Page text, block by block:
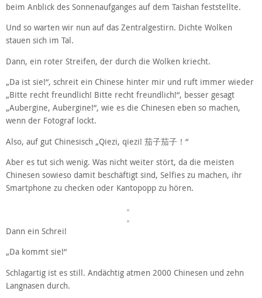
beim Anblick des Sonnenaufganges auf dem Taishan feststellte.
Und so warten wir nun auf das Zentralgestirn. Dichte Wolken
stauen sich im Tal.
Dann, ein roter Streifen, der durch die Wolken kriecht.
„Da ist sie!“, schreit ein Chinese hinter mir und ruft immer wieder
„Bitte recht freundlich! Bitte recht freundlich!“, besser gesagt
„Aubergine, Aubergine!“, wie es die Chinesen eben so machen,
wenn der Fotograf lockt.
Also, auf gut Chinesisch „Qiezi, qiezi! 茄子茄子！“
Aber es tut sich wenig. Was nicht weiter stört, da die meisten
Chinesen sowieso damit beschäftigt sind, Selfies zu machen, ihr
Smartphone zu checken oder Kantopopp zu hören.
Dann ein Schrei!
„Da kommt sie!“
Schlagartig ist es still. Andächtig atmen 2000 Chinesen und zehn
Langnasen durch.